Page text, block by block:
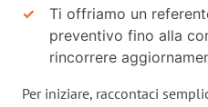
Ti offriamo un
preventivo fino alla
rincorrere
Per iniziare, raccontaci